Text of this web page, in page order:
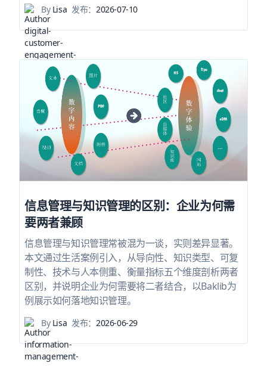
ByLisa 发布： 2026-07-10
信息管理与知识管理的区别：企业为何需
要两者兼顾
信息管理与知识管理常被混为一谈，实则差异显著。
本文通过生活案例引入，从导向性、知识类型、可复
制性、技术与人本侧重、衡量指标五个维度剖析两者
区别，并说明企业为何需要将二者结合，以Baklib为
例展示如何落地知识管理。
ByLisa 发布：2026-06-29